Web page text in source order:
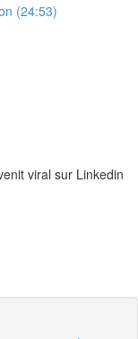
(24:53)
viral sur Linkedin